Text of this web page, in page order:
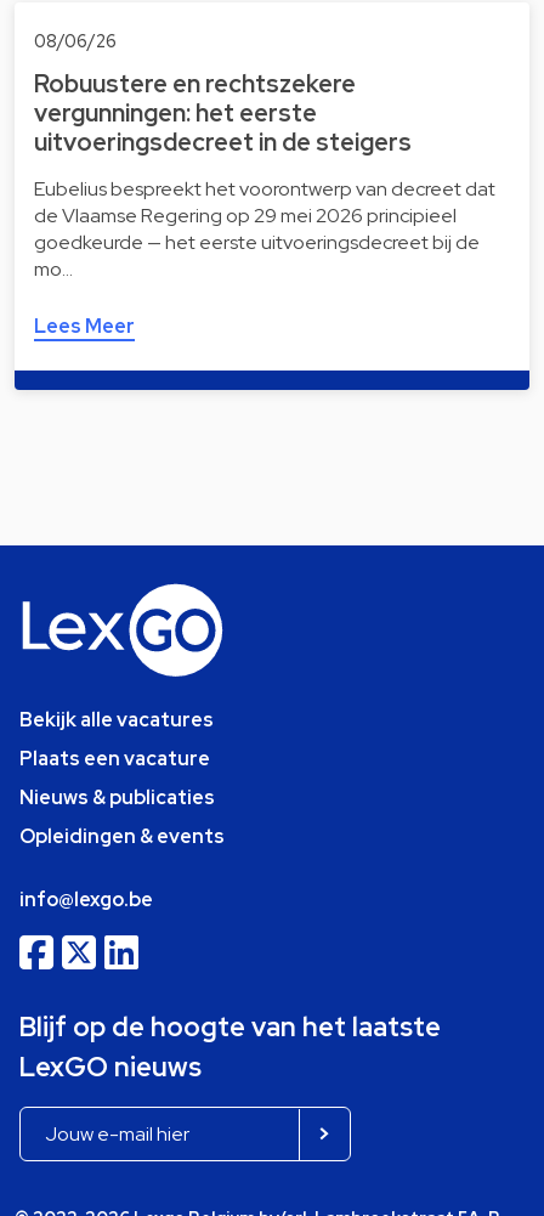
08/06/26
Robuustere en rechtszekere
vergunningen: het eerste
uitvoeringsdecreet in de steigers
Eubelius bespreekt het voorontwerp van decreet dat
de Vlaamse Regering op 29 mei 2026 principieel
goedkeurde — het eerste uitvoeringsdecreet bij de
mo…
Lees Meer
Bekijk alle vacatures
Plaats een vacature
Nieuws & publicaties
Opleidingen & events
info@lexgo.be
Blijf op de hoogte van het laatste
LexGO nieuws